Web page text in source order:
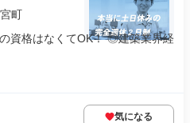
町
資格はなくてOK！ ◎建築業界経
気になる